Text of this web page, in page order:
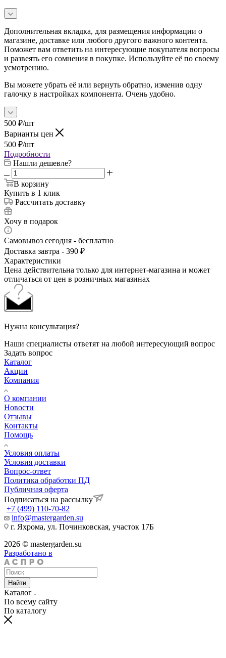
Дополнительная вкладка, для размещения информации о
магазине, доставке или любого другого важного контента.
Поможет вам ответить на интересующие покупателя вопросы
и развеять его сомнения в покупке. Используйте её по своему
усмотрению.
Вы можете убрать её или вернуть обратно, изменив одну
галочку в настройках компонента. Очень удобно.
500 ₽/шт
Варианты цен
500 ₽/шт
Подробности
Нашли дешевле?
В корзину
Купить в 1 клик
Рассчитать доставку
Хочу в подарок
Самовывоз сегодня - бесплатно
Доставка завтра - 390 ₽
Характеристики
Цена действительна только для интернет-магазина и может
отличаться от цен в розничных магазинах
Нужна консультация?
Наши специалисты ответят на любой интересующий вопрос
Задать вопрос
Каталог
Акции
Компания
О компании
Новости
Отзывы
Контакты
Помощь
Условия оплаты
Условия доставки
Вопрос-ответ
Политика обработки ПД
Публичная оферта
Подписаться на рассылку
+7 (499) 110-70-82
info@mastergarden.su
г. Яхрома, ул. Починковская, участок 17Б
2026 © mastergarden.su
Разработано в
Найти
Каталог
По всему сайту
По каталогу